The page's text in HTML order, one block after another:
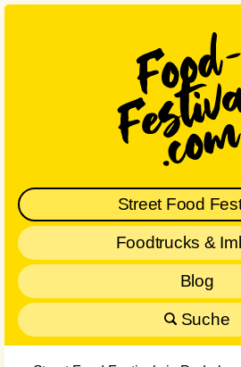
Street Food
Foodtrucks &
Blog
Suche